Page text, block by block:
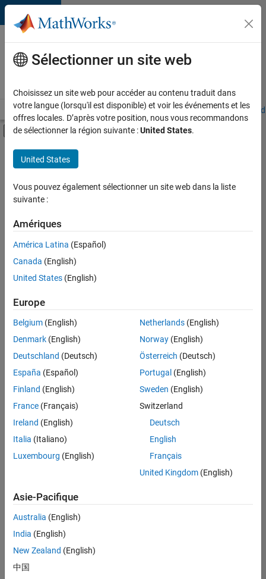
Passer au contenu
Votre
carrière
chez
Accueil Explorer nos opportunités Adresses de nos bureaux
Activer/désactiver l'affichage du menu
Contenu principal
FILTRER PAR
Infrastructure et architecture
Gestion des programmes
Ingénierie de la qualité
Enregistrer
sélectionnées
Les
descriptions
poste
n’ont
pas
été
traduites.
Effectuez
lieu
pour
l’ensemble
des
opportunités
Sélectionner un site web
Choisissez un site web pour accéder au contenu traduit dans
votre langue (lorsqu'il est disponible) et voir les événements et les
offres locales. D’après votre position, nous vous recommandons
de sélectionner la région suivante :United States.
United States
Vous pouvez également sélectionner un site web dans la liste
suivante :
Amériques
América Latina (Español)
Canada (English)
United States (English)
Europe
Belgium (English)
Denmark (English)
Deutschland (Deutsch)
España (Español)
Finland (English)
France (Français)
Ireland (English)
Italia (Italiano)
Luxembourg (English)
Netherlands(English)
Norway(English)
Österreich (Deutsch)
Portugal (English)
Sweden (English)
Switzerland
Deutsch
English
Français
United Kingdom(English)
Asie-Pacifique
Australia (English)
India (English)
New Zealand (English)
中国